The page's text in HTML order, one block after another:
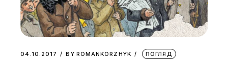
04.10.2017 BY ROMANKORZHYK ПОГЛЯД